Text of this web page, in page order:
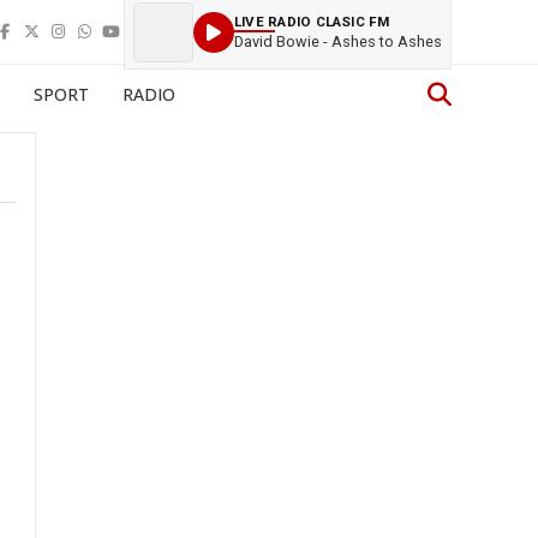
LIVE RADIO CLASIC FM
David Bowie - Ashes to Ashes
SPORT RADIO